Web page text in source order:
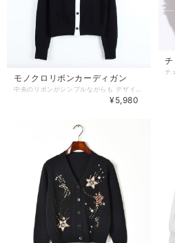
モノクロリボンカーディガン
¥5,980
チ